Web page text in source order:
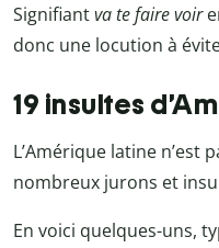
Signifiantva te faire voir
donc une locution à
19 insultes
L’Amérique latine n’est
nombreux jurons et
En voici quelques-uns,